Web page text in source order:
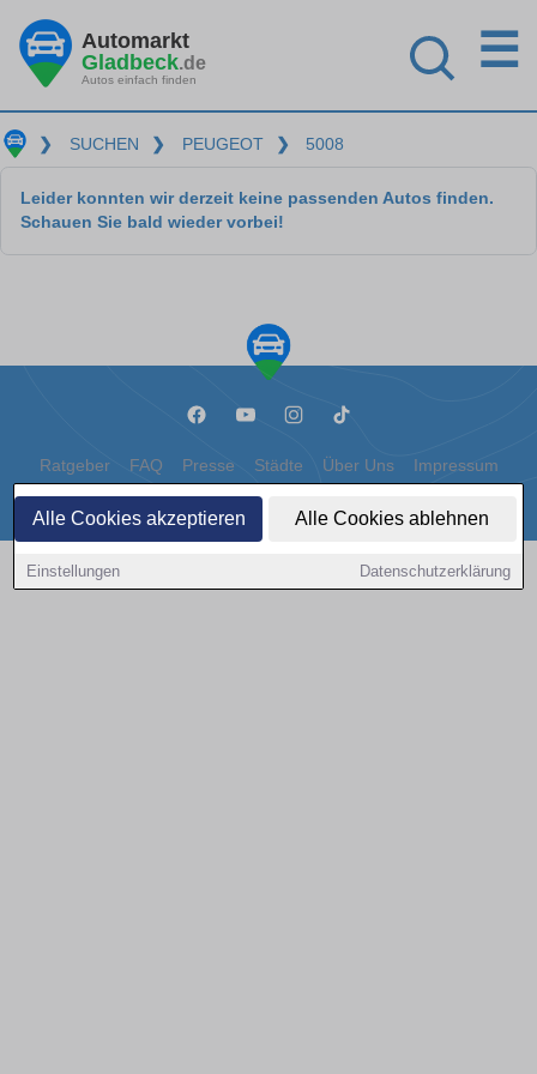
Alle Cookies akzeptieren Alle Cookies ablehnen
Einstellungen Datenschutzerklärung
Automarkt
Gladbeck.de
Autos einfach finden
☰
❯ SUCHEN ❯ PEUGEOT ❯ 5008
Leider konnten wir derzeit keine passenden Autos finden.
Schauen Sie bald wieder vorbei!
Ratgeber FAQ Presse Städte Über Uns Impressum
Datenschutz Cookies
Copyright © 2000 - 2026 | 1A Infosysteme GmbH | Content by: 1a-sites-autos